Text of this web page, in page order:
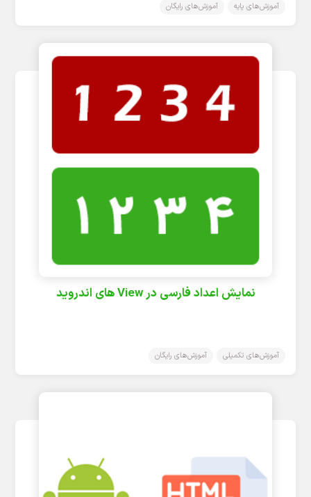
آموزش‌های پایه آموزش‌های رایگان
نمایش اعداد فارسی در View های اندروید
آموزش‌های تکمیلی آموزش‌های رایگان